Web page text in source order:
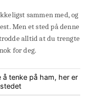
sammen med, og
Men et sted på denne
alltid at du trengte
for deg.
tenke på ham, her er